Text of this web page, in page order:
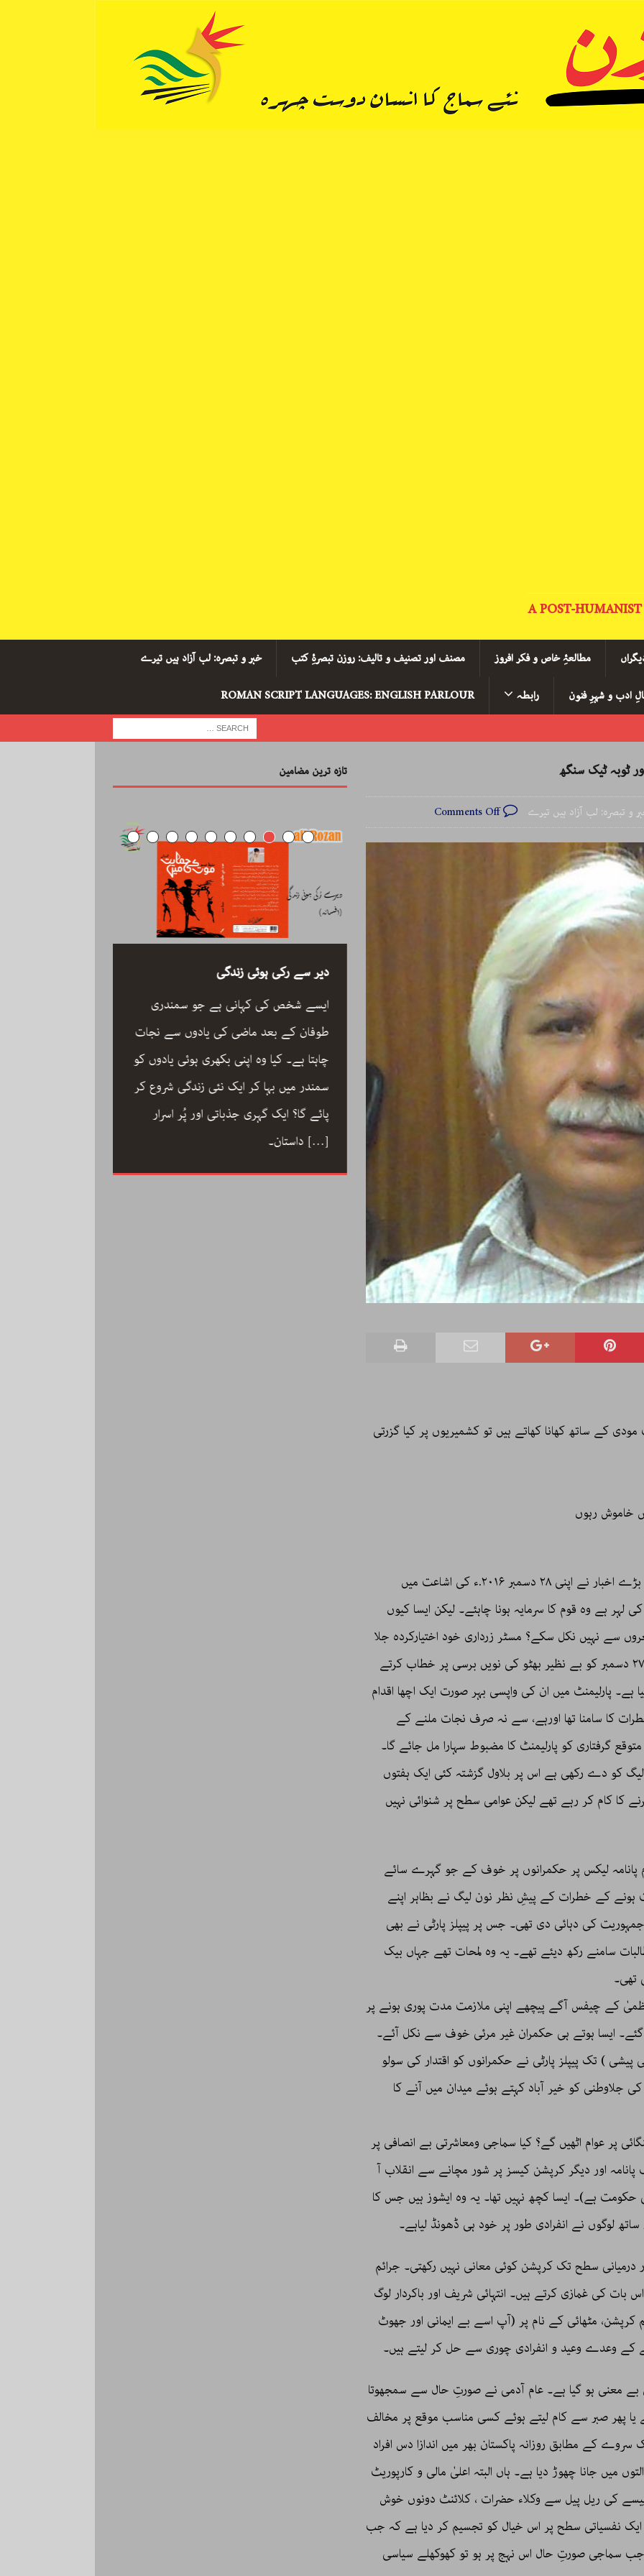
A POST-
مطالعۂِ خاص و فکر افروز مصنف اور تصنیف و تالیف: روزن تبصرۂِ کتب خبر و تبصرہ: لب آزاد ہیں تیرے
ادب و شہرِ فنون رابطہ
ROMAN SCRIPT LANGUAGES: ENGLISH PARLOUR
ٹوبہ ٹیک سنگھ
و تبصرہ: لب آزاد ہیں تیرے Comments Off
کے ساتھ کھانا کھاتے ہیں تو کشمیریوں پر کیا گزرتی
خاموش رہوں
یہ وہ جلی سرخیاں ہیں جو ملک کے سب سے بڑے اخبار نے اپنی ۲۸ دسمبر ۲۰۱۶.ء کی اشاعت میں
لہر ہے وہ قوم کا سرمایہ ہونا چاہئے۔ لیکن ایسا کیوں
سے نہیں نکل سکے؟ مسٹر زرداری خود اختیارکردہ جلا
وطنی ختم کر کے وطن واپس آ چکے ہیں؛ اور ۲۷ دسمبر کو بے نظیر بھٹو کی نویں برسی پر خطاب کرتے
ہے۔ پارلیمنٹ میں ان کی واپسی بہر صورت ایک اچھا اقدام
کا سامنا تھا اورہے، سے نہ صرف نجات ملنے کے
گرفتاری کو پارلیمنٹ کا مضبوط سہارا مل جائے گا۔
لیگ کو دے رکھی ہے اس پر بلاول گزشتہ کئی ایک ہفتوں
کا کام کر رہے تھے لیکن عوامی سطح پر شنوائی نہیں
پانامہ لیکس پر حکمرانوں پر خوف کے جو گہرے سائے
ہونے کے خطرات کے پیشِ نظر نون لیگ نے بظاہر اپنے
جمہوریت کی دہائی دی تھی۔ جس پر پیپلز پارٹی نے بھی
سامنے رکھ دیئے تھے۔ یہ وہ لمحات تھے جہاں بیک
تھی۔
کے چیفس آگے پیچھے اپنی ملازمت مدت پوری ہونے پر
ایسا ہوتے ہی حکمران غیر مرئی خوف سے نکل آئے۔
) تک پیپلز پارٹی نے حکمرانوں کو اقتدار کی سولو
جلاوطنی کو خیر آباد کہتے ہوئے میدان میں آنے کا
پر عوام اٹھیں گے؟ کیا سماجی ومعاشرتی بے انصافی پر
اور دیگر کرپشن کیسز پر شور مچانے سے انقلاب آ
حکومت ہے)۔ ایسا کچھ نہیں تھا۔ یہ وہ ایشوز ہیں جس کا
لوگوں نے انفرادی طور پر خود ہی ڈھونڈ لیاہے۔
سطح تک کرپشن کوئی معانی نہیں رکھتی۔ جرائم
بات کی غمازی کرتے ہیں۔ انتہائی شریف اور باکردار لوگ
مٹھائی کے نام پر (آپ اسے بے ایمانی اور جھوٹ
کے وعدے وعید و انفرادی چوری سے حل کر لیتے ہیں۔
معنی ہو گیا ہے۔ عام آدمی نے صورتِ حال سے سمجھوتا
ہے یا پھر صبر سے کام لیتے ہوئے کسی مناسب موقع پر مخالف
سروے کے مطابق روزانہ پاکستان بھر میں اندازا دس افراد
میں جانا چھوڑ دیا ہے۔ ہاں البتہ اعلیٰ مالی و کارپوریٹ
کی ریل پیل سے وکلاء حضرات ، کلائنٹ دونوں خوش
ایک نفسیاتی سطح پر اس خیال کو تجسیم کر دیا ہے کہ جب
سماجی صورتِ حال اس نہج پر ہو تو کھوکھلے سیاسی
تازہ ترین مضامین
دیر سے رکی ہوئی زندگی
ایسے شخص کی کہانی ہے جو سمندری
طوفان کے بعد ماضی کی یادوں سے نجات
چاہتا ہے۔ کیا وہ اپنی بکھری ہوئی یادوں کو
سمندر میں بہا کر ایک نئی زندگی شروع کر
پائے گا؟ ایک گہری جذباتی اور پُر اسرار
[…]
رحیم معینی کرمانشاہی، نیّر مسعود اور صبرِ
خدا
رحیم معینی کرمانشاہی کی بصری شاعری،
نیّر مسعود کا دلگ داز ترجمہ صبرِ خدا، اور
ایرانی شعری روایت کے جمالیاتی اور فکری
پہلو… ڈاکٹر ارسلان راٹھور کے اس مضمون
میں گیت، نظم، تنہائی اور تخلیق کے اسباب
پر ایک خوب صورت اور بصیرت افروز گفتگو
[…]
کے
میں
دوستی
کا ہنر